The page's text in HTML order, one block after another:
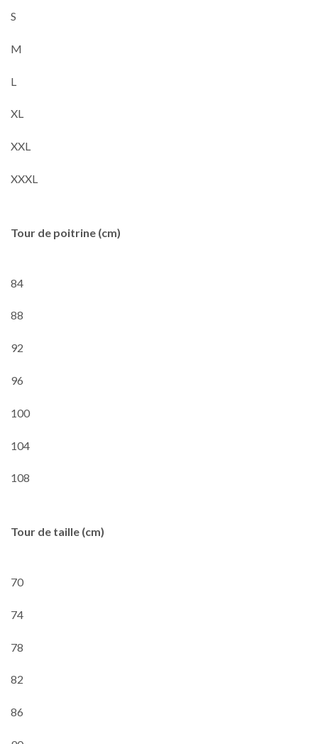
S
M
L
XL
XXL
XXXL
Tour de poitrine (cm)
84
88
92
96
100
104
108
Tour de taille (cm)
70
74
78
82
86